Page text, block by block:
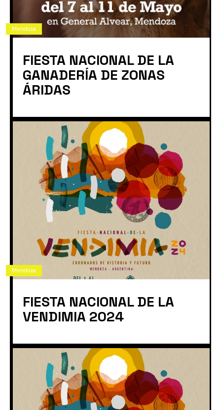
Mendoza
FIESTA NACIONAL DE LA
GANADERÍA DE ZONAS
ÁRIDAS
Mendoza
FIESTA NACIONAL DE LA
VENDIMIA 2024